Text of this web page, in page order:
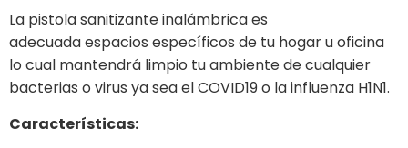
La pistola sanitizante inalámbrica es
adecuada espacios específicos de tu hogar u oficina
lo cual mantendrá limpio tu ambiente de cualquier
bacterias o virus ya sea el COVID19 o la influenza H1N1.
Características: